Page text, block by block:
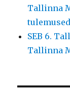
Tallinna
SEB 6.
Tallinna